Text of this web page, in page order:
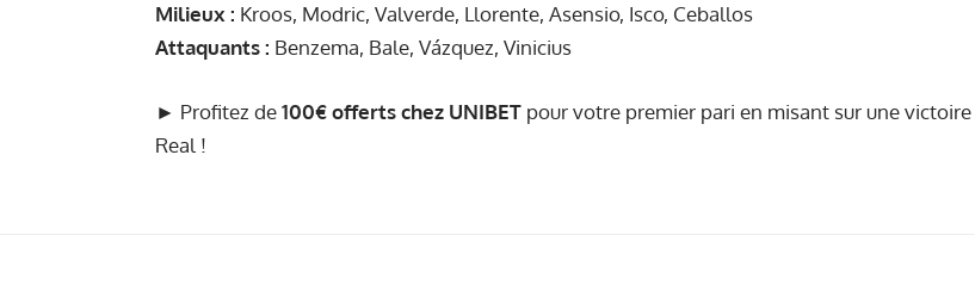
Milieux : Kroos, Modric, Valverde, Llorente, Asensio, Isco, Ceballos
Attaquants : Benzema, Bale, Vázquez, Vinicius
► Profitez de100€ offerts chez UNIBET pour votre premier pari en misant sur une
Real !